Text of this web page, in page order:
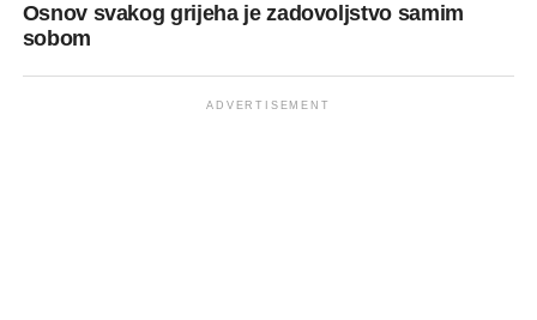
Osnov svakog grijeha je zadovoljstvo samim
sobom
ADVERTISEMENT